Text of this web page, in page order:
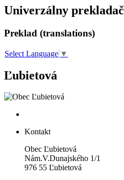
Univerzálny prekladač
Preklad (translations)
Select Language ▼
Ľubietová
Kontakt
Obec Ľubietová
Nám.V.Dunajského 1/1
976 55 Ľubietová